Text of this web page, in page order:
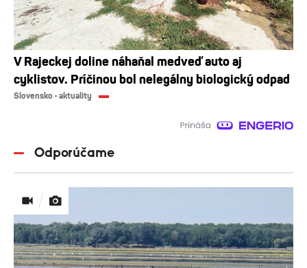
V Rajeckej doline náhaňal medveď auto aj
cyklistov. Príčinou bol nelegálny biologický odpad
Slovensko - aktuality
Odporúčame